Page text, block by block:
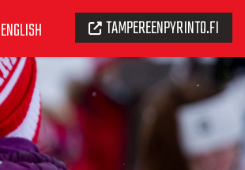
TAMPEREENPYRINTO.FI